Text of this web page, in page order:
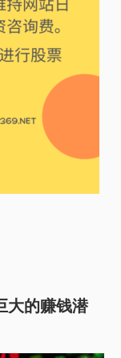
大的赚钱潜